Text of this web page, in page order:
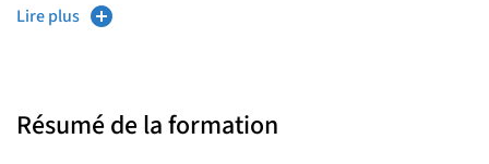
Débouchés professionnels
Lire plus
Résumé de la formation